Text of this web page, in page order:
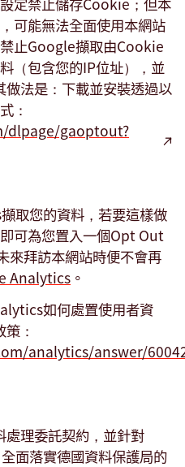
可能無法全面使用本網站
止Google擷取由Cookie
（包含您的IP位址），並
法是：下載並安裝透過以
：
dlpage/gaoptout?
取您的資料，若要這樣做
可為您置入一個Opt Out
拜訪本網站時便不會再
Analytics 。
如何處置使用者資
：
analytics/answer/
理委託契約，並針對
面落實德國資料保護局的